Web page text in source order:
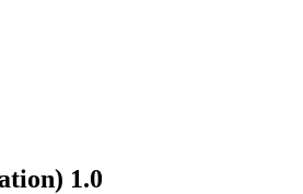
1.0